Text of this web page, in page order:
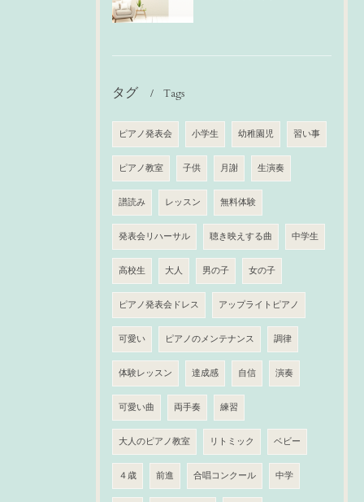
タグ Tags
ピアノ発表会 小学生 幼稚園児 習い事
ピアノ教室 子供 月謝 生演奏
譜読み レッスン 無料体験
発表会リハーサル 聴き映えする曲 中学生
高校生 大人 男の子 女の子
ピアノ発表会ドレス アップライトピアノ
可愛い ピアノのメンテナンス 調律
体験レッスン 達成感 自信 演奏
可愛い曲 両手奏 練習
大人のピアノ教室 リトミック ベビー
４歳 前進 合唱コンクール 中学